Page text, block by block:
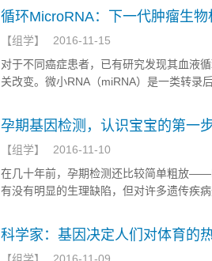
能有助于使化疗更有效。
循环MicroRNA：下一代肿瘤生物
【组学】
2016-11-15
对于不同癌症患者，已有研究发现其血液
关改变。微小RNA（miRNA）是一类转录
孕期基因检测，认识宝宝的第一
【组学】
2016-11-10
在几十年前，孕期检测还比较简单粗放
有没有明显的生理缺陷，但对许多遗传疾
我们能更清楚地了解宝宝的情况。也许随
就可以在怀孕早期知道宝宝是否具有遗传
科学家：基因决定人们对体育的